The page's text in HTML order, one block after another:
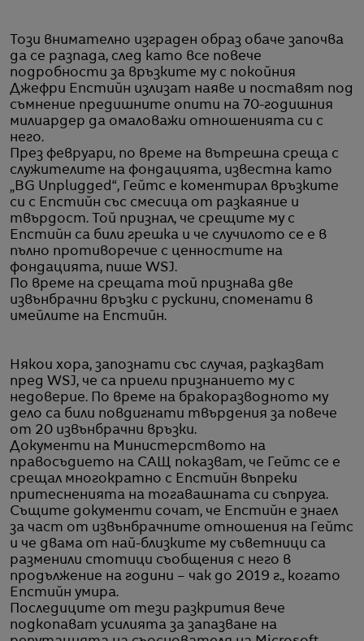
Този внимателно изграден образ обаче започва
да се разпада, след като все повече
подробности за връзките му с покойния
Джефри Епстийн излизат наяве и поставят под
съмнение предишните опити на 70-годишния
милиардер да омаловажи отношенията си с
него.
През февруари, по време на вътрешна среща с
служителите на фондацията, известна като
„BG Unplugged“, Гейтс e коментирал връзките
си с Епстийн със смесица от разкаяние и
твърдост. Той признал, че срещите му с
Епстийн са били грешка и че случилото се е в
пълно противоречие с ценностите на
фондацията, пише WSJ.
По време на срещата той признава две
извънбрачни връзки с рускини, споменати в
имейлите на Епстийн.
Някои хора, запознати със случая, разказват
пред WSJ, че са приели признанието му с
недоверие. По време на бракоразводното му
дело са били повдигнати твърдения за повече
от 20 извънбрачни връзки.
Документи на Министерството на
правосъдието на САЩ показват, че Гейтс се е
срещал многократно с Епстийн въпреки
притесненията на тогавашната си съпруга.
Същите документи сочат, че Епстийн е знаел
за част от извънбрачните отношения на Гейтс
и че двама от най-близките му съветници са
разменили стотици съобщения с него в
продължение на години – чак до 2019 г., когато
Епстийн умира.
Последиците от тези разкрития вече
подкопават усилията за запазване на